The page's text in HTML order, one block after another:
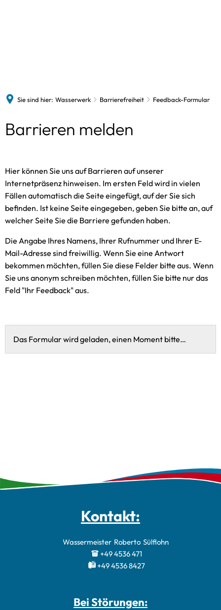
Wasserqualität
Sie sind hier: Wasserwerk Barrierefreiheit Feedback-Formular
Feedback-
Barrieren melden
Hier können Sie uns auf Barrieren auf unserer
Internetpräsenz hinweisen. Im ersten Feld wird in vielen
Fällen automatisch die Seite eingefügt, auf der Sie sich
befinden. Ist keine Seite eingegeben, geben Sie bitte an, auf
welcher Seite Sie die Barriere gefunden haben.
Die Angabe Ihres Namens, Ihrer Rufnummer und Ihrer E-
Mail-Adresse sind freiwillig. Wenn Sie eine Antwort
bekommen möchten, füllen Sie diese Felder bitte aus. Wenn
Sie uns anonym schreiben möchten, füllen Sie bitte nur das
Feld "Ihr Feedback" aus.
Das Formular wird geladen, einen Moment bitte…
Kontakt:
Wassermeister Roberto Sülflohn
+49 4536 471
+49 4536 8427
Bei Störungen: